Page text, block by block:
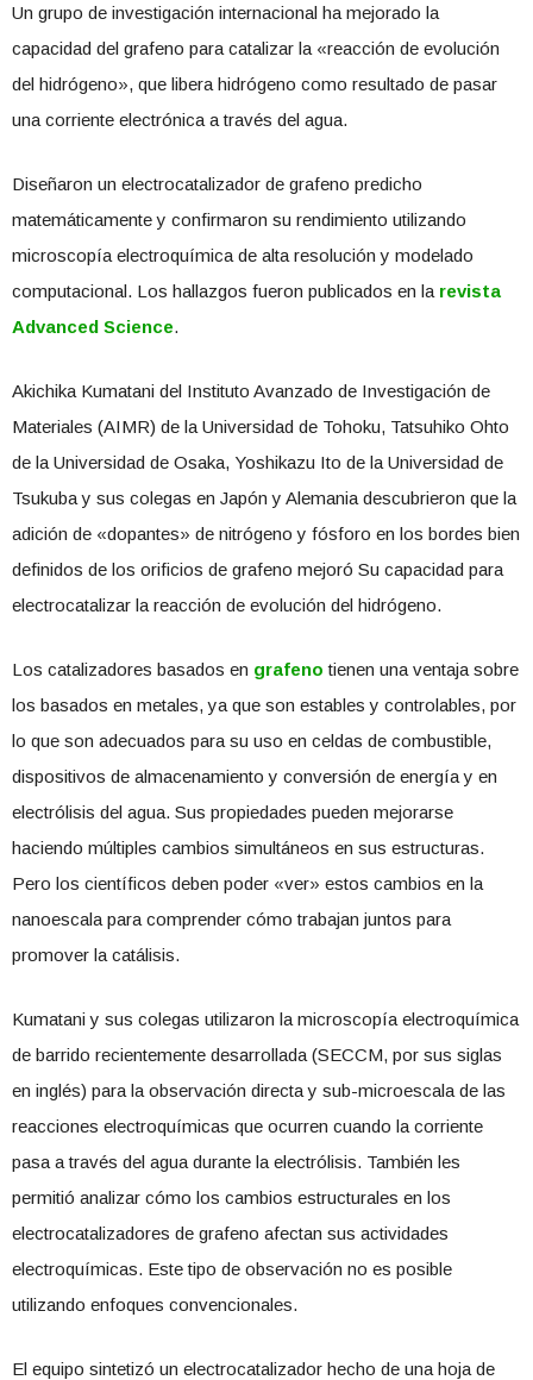
Un grupo de investigación internacional ha mejorado la
capacidad del grafeno para catalizar la «reacción de evolución
del hidrógeno», que libera hidrógeno como resultado de pasar
una corriente electrónica a través del agua.
Diseñaron un electrocatalizador de grafeno predicho
matemáticamente y confirmaron su rendimiento utilizando
microscopía electroquímica de alta resolución y modelado
computacional. Los hallazgos fueron publicados en la revista
Advanced Science.
Akichika Kumatani del Instituto Avanzado de Investigación de
Materiales (AIMR) de la Universidad de Tohoku, Tatsuhiko Ohto
de la Universidad de Osaka, Yoshikazu Ito de la Universidad de
Tsukuba y sus colegas en Japón y Alemania descubrieron que la
adición de «dopantes» de nitrógeno y fósforo en los bordes bien
definidos de los orificios de grafeno mejoró Su capacidad para
electrocatalizar la reacción de evolución del hidrógeno.
Los catalizadores basados ​​en grafeno tienen una ventaja sobre
los basados ​​en metales, ya que son estables y controlables, por
lo que son adecuados para su uso en celdas de combustible,
dispositivos de almacenamiento y conversión de energía y en
electrólisis del agua. Sus propiedades pueden mejorarse
haciendo múltiples cambios simultáneos en sus estructuras.
Pero los científicos deben poder «ver» estos cambios en la
nanoescala para comprender cómo trabajan juntos para
promover la catálisis.
Kumatani y sus colegas utilizaron la microscopía electroquímica
de barrido recientemente desarrollada (SECCM, por sus siglas
en inglés) para la observación directa y sub-microescala de las
reacciones electroquímicas que ocurren cuando la corriente
pasa a través del agua durante la electrólisis. También les
permitió analizar cómo los cambios estructurales en los
electrocatalizadores de grafeno afectan sus actividades
electroquímicas. Este tipo de observación no es posible
utilizando enfoques convencionales.
El equipo sintetizó un electrocatalizador hecho de una hoja de